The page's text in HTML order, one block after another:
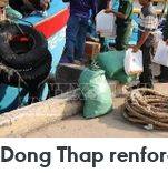
Dong Thap